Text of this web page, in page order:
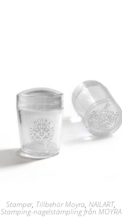
Stamper, Tillbehör Moyra, NAILART,
Stamping-nagelstämpling från MOYRA